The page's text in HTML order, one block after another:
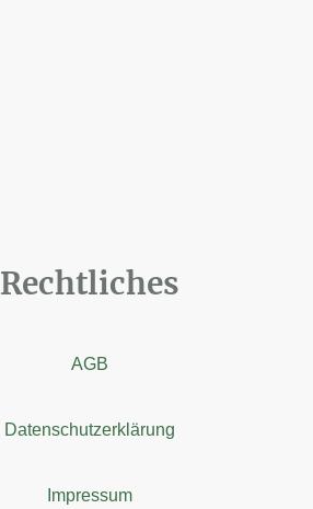
Rechtliches
AGB
Datenschutzerklärung
Impressum